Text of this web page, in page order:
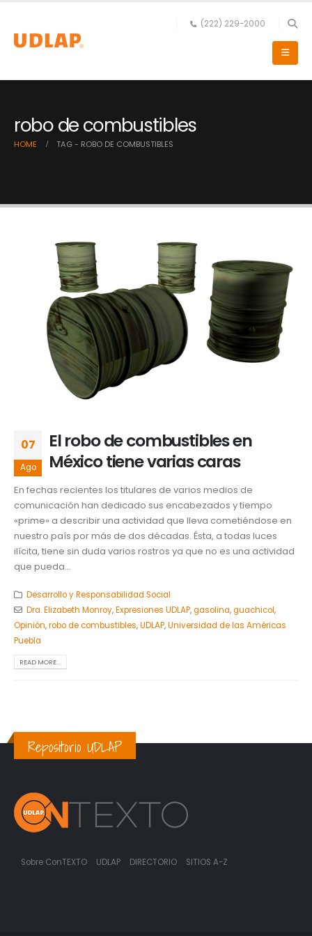
(222) 229-2000
robo de combustibles
HOME TAG - ROBO DE COMBUSTIBLES
07
Ago
El robo de combustibles en
México tiene varias caras
En fechas recientes los titulares de varios medios de
comunicación han dedicado sus encabezados y tiempo
«prime» a describir una actividad que lleva cometiéndose en
nuestro país por más de dos décadas. Ésta, a todas luces
ilícita, tiene sin duda varios rostros ya que no es una actividad
que pueda...
Desarrollo y Responsabilidad Social
Dra. Elizabeth Monroy,Expresiones UDLAP,gasolina,guachicol,
Opinión,robo de combustibles,UDLAP,Universidad de las Américas
Puebla
READ MORE...
Repositorio UDLAP
Sobre ConTEXTO UDLAP DIRECTORIO SITIOS A-Z